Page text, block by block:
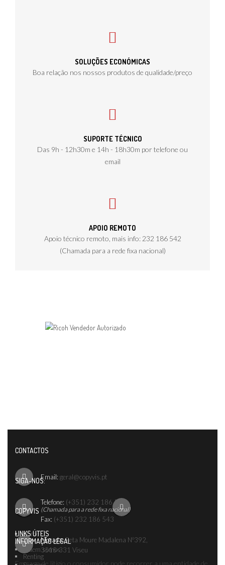
SOLUÇÕES ECONÓMICAS
Boa relação nos nossos produtos de qualidade/preço
SUPORTE TÉCNICO
Das 9h - 12h30m e 14h - 18h30m por telefone ou
email
APOIO REMOTO
Apoio técnico remoto, mais info: 232 186 542
(Chamada para a rede fixa nacional)
CONTACTOS
Email: geral@copyvis.pt
Telefone: (+351) 232 186 542
(Chamada para a rede fixa nacional)
Fax: (+351) 232 186 543
Morada:Reta Moure Madalena Nº392,
3515-331 Viseu
SIGA-NOS:
COPYVIS
Home
Quem somos
LINKS ÚTEIS
Renting
INFORMAÇÃO LEGAL